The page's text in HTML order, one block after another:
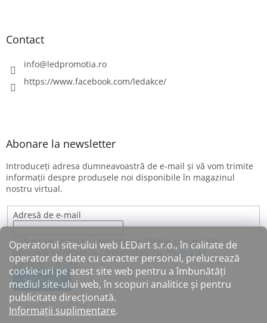
Operatorul site-ului web LEDart s.r.o., în calitate de
operator de date cu caracter personal, prelucrează
cookie-uri pe acest site web pentru a îmbunătăți
mediul site-ului web, în scopuri analitice și pentru
publicitate direcționată.
Informații suplimentare.
Contact
info@ledpromotia.ro
https://www.facebook.com/ledakce/
Abonare la newsletter
Introduceţi adresa dumneavoastră de e-mail şi vă vom trimite
informaţii despre produsele noi disponibile în magazinul
nostru virtual.
Adresă de e-mail
Sunt de acord cu prelucrarea datelor cu caracter
personal furnizate în conformitate cu Politica de
confidențialitate.
ABONARE